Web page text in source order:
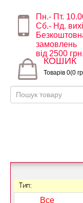
Пн.- Пт.
Сб.- Нд.
замовлень
від 2500 грн.
КОШИК
Товарів 0(0
Тип:
Все